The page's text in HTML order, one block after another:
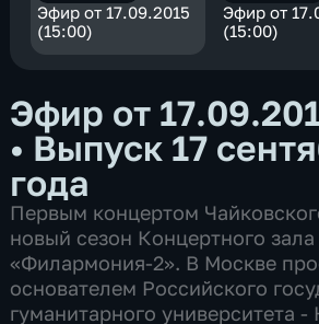
Эфир от 17.09.2015
(15:00)
Эфир от
(15:00)
Эфир от
• Выпуск 17
года
Первым концертом
новый сезон Концертного зала
«Филармония-2». В Москве
основателем Российского
гуманитарного университета